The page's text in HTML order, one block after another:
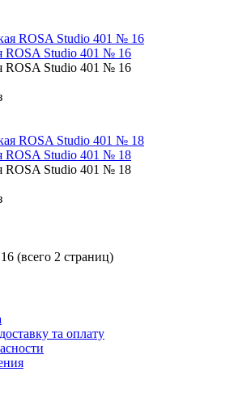
ROSA Studio 401 № 16
ROSA Studio 401 № 16
ROSA Studio 401 № 18
ROSA Studio 401 № 18
(всего 2 страниц)
та оплату